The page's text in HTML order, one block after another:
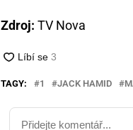
Zdroj: TV Nova
TAGY: 1 JACK HAMID